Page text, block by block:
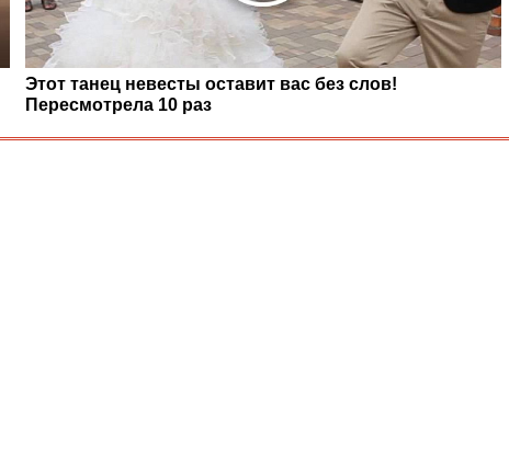
Этот танец невесты оставит вас без слов!
Пересмотрела 10 раз